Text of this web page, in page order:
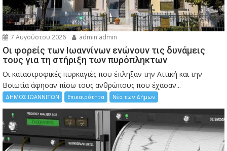
7 Αυγούστου 2026 admin admin
Οι φορείς των Ιωαννίνων ενώνουν τις δυνάμεις
τους για τη στήριξη των πυρόπληκτων
Οι καταστροφικές πυρκαγιές που έπληξαν την Αττική και την
Bοιωτία άφησαν πίσω τους ανθρώπους που έχασαν...
ΔΗΜΟΣ ΙΩΑΝΝΙΤΩΝ Επικαιρότητα Νέα των Δήμων